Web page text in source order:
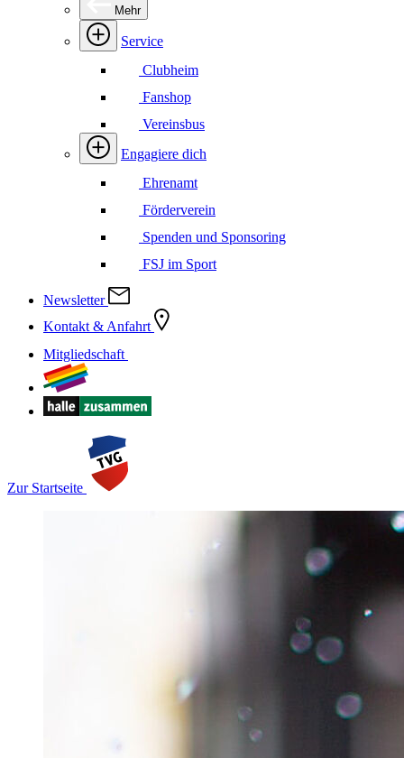
Mehr
Service
Clubheim
Fanshop
Vereinsbus
Engagiere dich
Ehrenamt
Förderverein
Spenden und Sponsoring
FSJ im Sport
Newsletter
Kontakt & Anfahrt
Mitgliedschaft
Zur Startseite